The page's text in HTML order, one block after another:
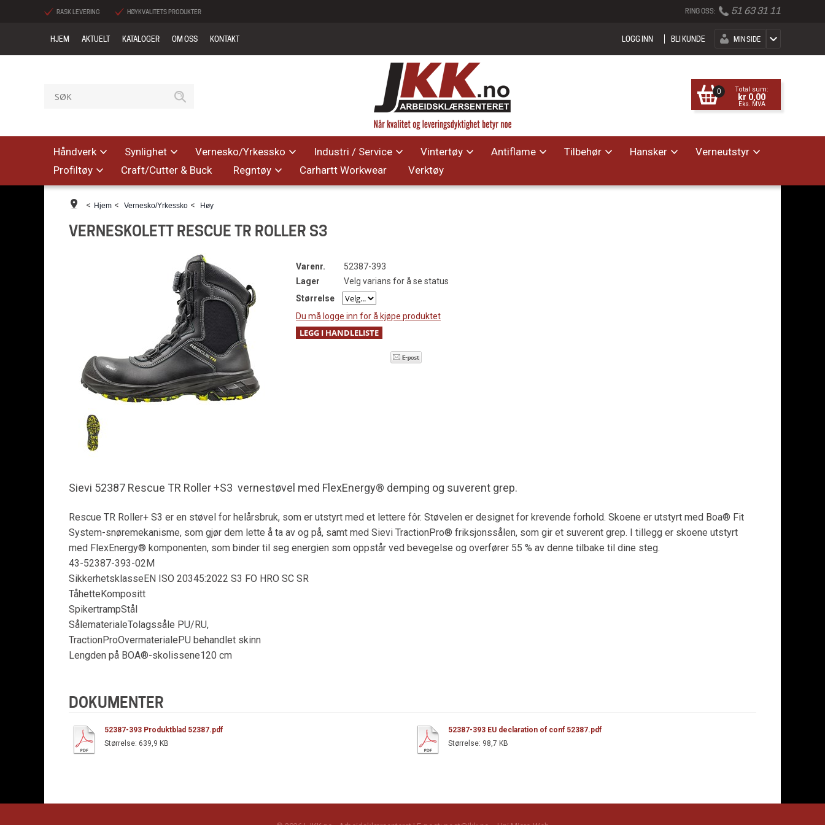
RASK LEVERING HØYKVALITETS PRODUKTER RING OSS: 51 63 31 11
HJEM AKTUELT KATALOGER OM OSS KONTAKT MIN SIDE
LOGG INN BLI KUNDE
0 Total sum:
kr 0,00
Eks. MVA
Håndverk Synlighet Vernesko/Yrkessko Industri / Service Vintertøy Antiflame Tilbehør Hansker
Verneutstyr
Profiltøy
Craft/Cutter & Buck Regntøy Carhartt Workwear Verktøy
< Hjem < Vernesko/Yrkessko < Høy
VERNESKOLETT RESCUE TR ROLLER S3
Varenr.
52387-393
Lager
Velg varians for å se status
Størrelse
Du må logge inn for å kjøpe produktet
Sievi 52387 Rescue TR Roller +S3 vernestøvel med FlexEnergy® demping og suverent grep.
Rescue TR Roller+ S3 er en støvel for helårsbruk, som er utstyrt med et lettere fôr. Støvelen er designet for krevende forhold. Skoene er utstyrt med Boa® Fit
System-snøremekanisme, som gjør dem lette å ta av og på, samt med Sievi TractionPro® friksjonssålen, som gir et suverent grep. I tillegg er skoene utstyrt
med FlexEnergy® komponenten, som binder til seg energien som oppstår ved bevegelse og overfører 55 % av denne tilbake til dine steg.
43-52387-393-02M
SikkerhetsklasseEN ISO 20345:2022 S3 FO HRO SC SR
TåhetteKompositt
SpikertrampStål
SålematerialeTolagssåle PU/RU,
TractionProOvermaterialePU behandlet skinn
Lengden på BOA®-skolissene120 cm
DOKUMENTER
52387-393 Produktblad 52387.pdf
Størrelse: 639,9 KB
52387-393 EU declaration of conf 52387.pdf
Størrelse: 98,7 KB